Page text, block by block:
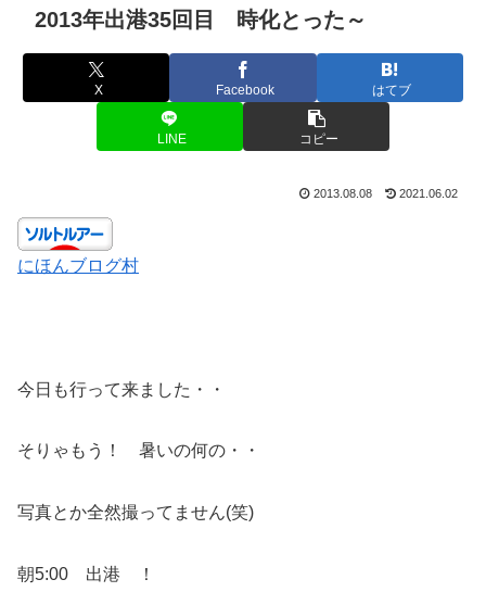
2013年出港35回目 時化とった～
X Facebook はてブ
LINE コピー
2013.08.08 2021.06.02
にほんブログ村
今日も行って来ました・・
そりゃもう！ 暑いの何の・・
写真とか全然撮ってません(笑)
朝5:00 出港 ！